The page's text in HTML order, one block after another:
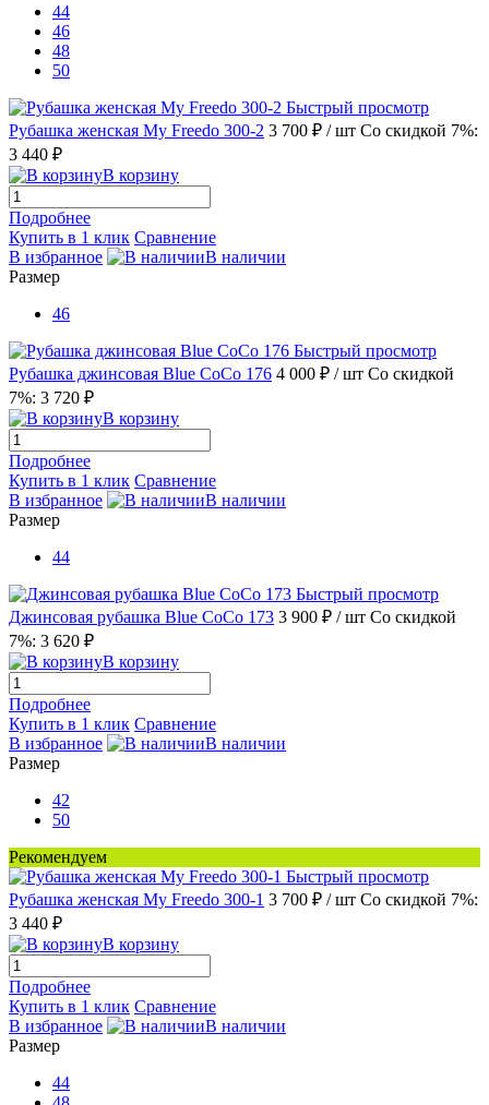
44
46
48
50
Быстрый просмотр
Рубашка женская My Freedo 300-2 3 700 ₽ / шт Со скидкой 7%:
3 440 ₽
В корзину
Подробнее
Купить в 1 клик Сравнение
В избранное
В наличии
Размер
46
Быстрый просмотр
Рубашка джинсовая Blue CoCo 176 4 000 ₽ / шт Со скидкой
7%: 3 720 ₽
В корзину
Подробнее
Купить в 1 клик Сравнение
В избранное
В наличии
Размер
44
Быстрый просмотр
Джинсовая рубашка Blue CoCo 173 3 900 ₽ / шт Со скидкой
7%: 3 620 ₽
В корзину
Подробнее
Купить в 1 клик Сравнение
В избранное
В наличии
Размер
42
50
Рекомендуем
Быстрый просмотр
Рубашка женская My Freedo 300-1 3 700 ₽ / шт Со скидкой 7%:
3 440 ₽
В корзину
Подробнее
Купить в 1 клик Сравнение
В избранное
В наличии
Размер
44